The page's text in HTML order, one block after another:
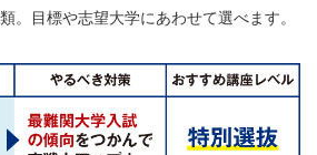
。目標や志望大学にあわせて選べます。